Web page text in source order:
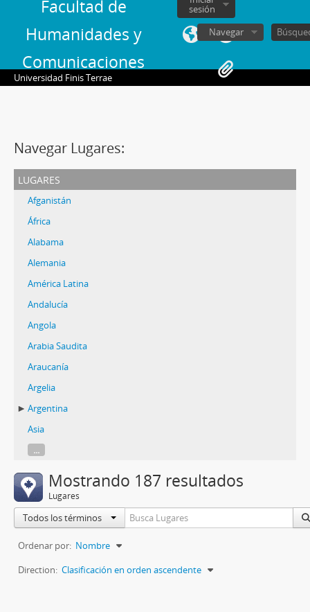
Facultad de
Humanidades y
Comunicaciones
sesión
Navegar
Universidad Finis Terrae
Navegar Lugares:
lugares
Afganistán
África
Alabama
Alemania
América Latina
Andalucía
Angola
Arabia Saudita
Araucanía
Argelia
Argentina
Asia
...
Mostrando 187 resultados
Lugares
Todos los términos
Ordenar por: Nombre
Direction: Clasificación en orden ascendente